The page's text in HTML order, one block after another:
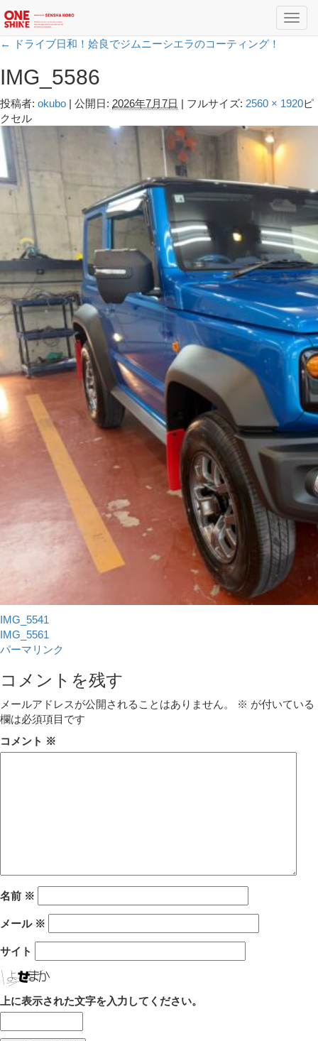
← ドライブ日和！姶良でジムニーシエラのコーティング！
IMG_5586
投稿者: okubo | 公開日: 2026年7月7日 | フルサイズ: 2560 × 1920ピ
クセル
IMG_5541
IMG_5561
パーマリンク
コメントを残す
メールアドレスが公開されることはありません。 ※ が付いている
欄は必須項目です
コメント ※
名前 ※
メール ※
サイト
上に表示された文字を入力してください。